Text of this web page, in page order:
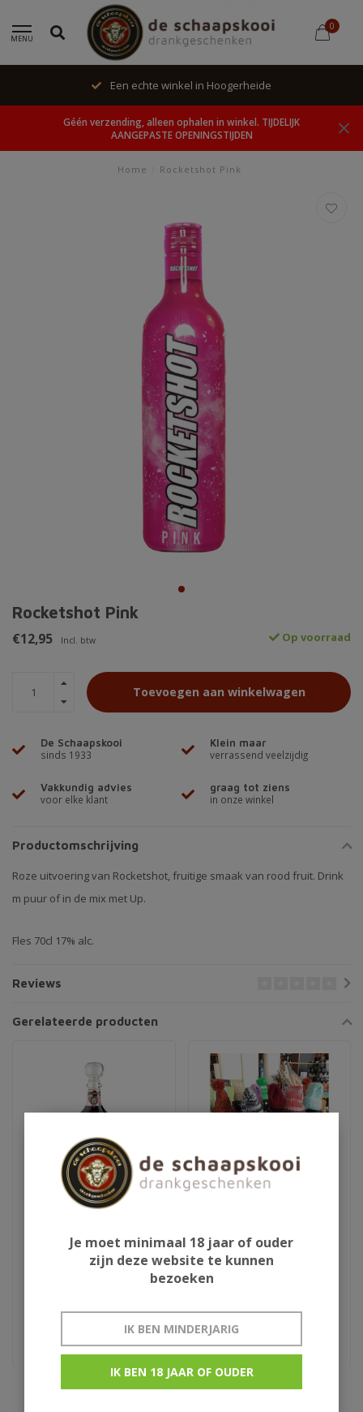
MENU
0
Een echte winkel in Hoogerheide
Géén verzending, alleen ophalen in winkel. TIJDELIJK
AANGEPASTE OPENINGSTIJDEN
Home Rocketshot Pink
Rocketshot Pink
€12,95 Incl. btw Op voorraad
Toevoegen aan winkelwagen
De Schaapskooi
sinds 1933
Klein maar
verrassend veelzijdig
Vakkundig advies
voor elke klant
graag tot ziens
in onze winkel
Productomschrijving
Roze uitvoering van Rocketshot, fruitige smaak van rood fruit. Drink
m puur of in de mix met Up.
Fles 70cl 17% alc.
Reviews
Gerelateerde producten
wijnlikeur
Woensdrecht
rumlikeur uit woensdrecht
Je moet minimaal 18 jaar of ouder
zijn deze website te kunnen
bezoeken
IK BEN MINDERJARIG
IK BEN 18 JAAR OF OUDER